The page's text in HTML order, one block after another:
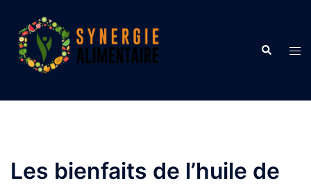
contenu
Les bienfaits de l’huile de